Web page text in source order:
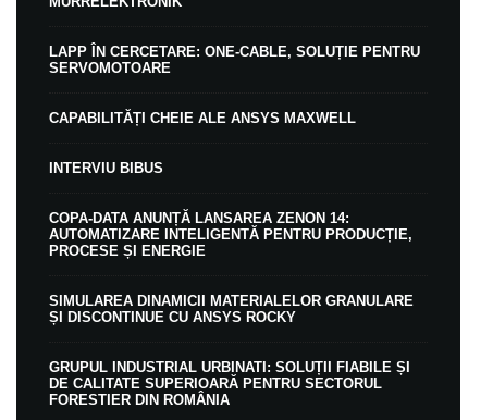
LAPP ÎN CERCETARE: ONE-CABLE, SOLUȚIE PENTRU
SERVOMOTOARE
CAPABILITĂȚI CHEIE ALE ANSYS MAXWELL
INTERVIU BIBUS
COPA-DATA ANUNȚĂ LANSAREA ZENON 14:
AUTOMATIZARE INTELIGENTĂ PENTRU PRODUCȚIE,
PROCESE ȘI ENERGIE
SIMULAREA DINAMICII MATERIALELOR GRANULARE
ȘI DISCONTINUE CU ANSYS ROCKY
GRUPUL INDUSTRIAL URBINATI: SOLUȚII FIABILE ȘI
DE CALITATE SUPERIOARĂ PENTRU SECTORUL
FORESTIER DIN ROMÂNIA